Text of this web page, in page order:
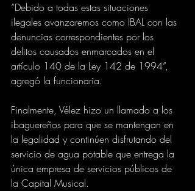
“Debido a todas estas situaciones
ilegales avanzaremos como IBAL con las
denuncias correspondientes por los
delitos causados enmarcados en el
artículo 140 de la Ley 142 de 1994”,
agregó la funcionaria.
Finalmente, Vélez hizo un llamado a los
ibaguereños para que se mantengan en
la legalidad y continúen disfrutando del
servicio de agua potable que entrega la
única empresa de servicios públicos de
la Capital Musical.